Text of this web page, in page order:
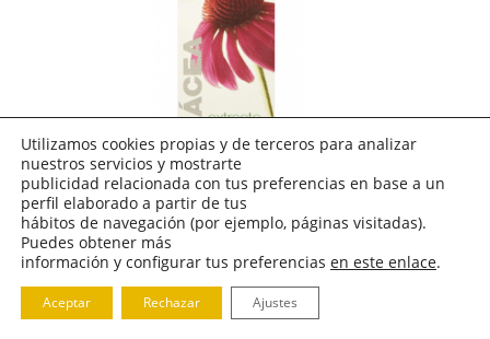
● Soria Natural obtiene de sus propios cultivos
Utilizamos cookies propias y de terceros para analizar
nuestros servicios y mostrarte
publicidad relacionada con tus preferencias en base a un
perfil elaborado a partir de tus
hábitos de navegación (por ejemplo, páginas visitadas).
Puedes obtener más
información y configurar tus preferencias en este enlace.
Aceptar Rechazar Ajustes